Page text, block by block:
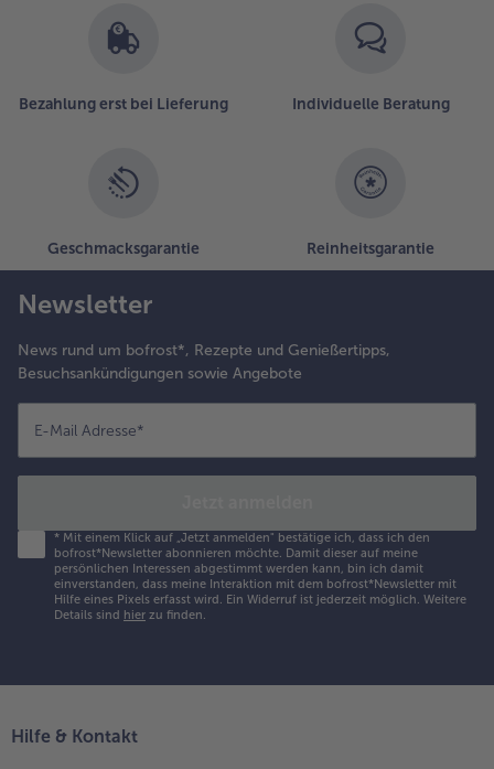
Bezahlung erst bei Lieferung Individuelle Beratung
Geschmacksgarantie Reinheitsgarantie
Newsletter
News rund um bofrost*, Rezepte und Genießertipps,
Besuchsankündigungen sowie Angebote
E-Mail Adresse*
* Mit einem Klick auf „Jetzt anmelden" bestätige ich, dass ich den
bofrost*Newsletter abonnieren möchte. Damit dieser auf meine
persönlichen Interessen abgestimmt werden kann, bin ich damit
einverstanden, dass meine Interaktion mit dem bofrost*Newsletter mit
Hilfe eines Pixels erfasst wird. Ein Widerruf ist jederzeit möglich. Weitere
Details sind hier zu finden.
Hilfe & Kontakt